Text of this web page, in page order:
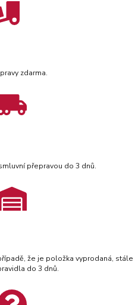
zdarma.
přepravou do 3 dnů.
že je položka vyprodaná, stále
do 3 dnů.